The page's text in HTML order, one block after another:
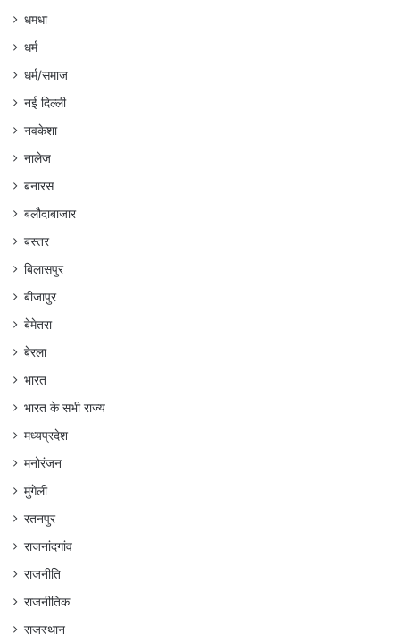
धमधा
धर्म
धर्म/समाज
नई दिल्ली
नवकेशा
नालेज
बनारस
बलौदाबाजार
बस्तर
बिलासपुर
बीजापुर
बेमेतरा
बेरला
भारत
भारत के सभी राज्य
मध्यप्रदेश
मनोरंजन
मुंगेली
रतनपुर
राजनांदगांव
राजनीति
राजनीतिक
राजस्थान